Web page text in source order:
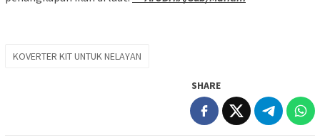
KOVERTER KIT UNTUK NELAYAN
SHARE